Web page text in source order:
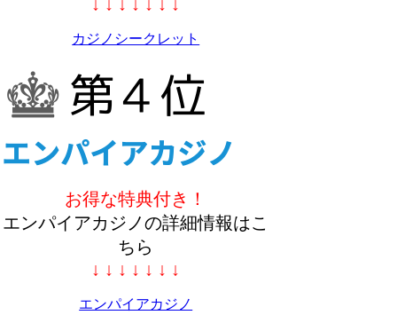
↓ ↓ ↓ ↓ ↓ ↓ ↓
カジノシークレット
お得な特典付き！
エンパイアカジノの詳細情報はこ
ちら
↓ ↓ ↓ ↓ ↓ ↓ ↓
エンパイアカジノ